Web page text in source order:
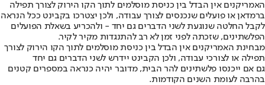
האמריקנים אין הבדל בין כניסת מוסלמים לתוך הקו הירוק לצורך תפילה
ברמדאן או פועלים שנכנסים לצורך עבודה, ולכן יצטרכו בקבינט ככל הנראה
לקבל החלטה שנוגעת לשני הדברים גם יחד - ולהכריע בשאלת הפועלים
הפלשתינים, שזכתה לפני זמן לא רב להתנגדות מקיר לקיר.
מבחינת האמריקנים אין הבדל בין כניסת מוסלמים לתוך הקו הירוק לצורך
תפילה או לצורכי עבודה, ולכן הקבינט יידרש לשני הדברים גם יחד
גם אם ייכנסו פלשתינים להר הבית, מדובר יהיה כנראה במספרים קטנים
בהרבה לעומת השנים הקודמות.